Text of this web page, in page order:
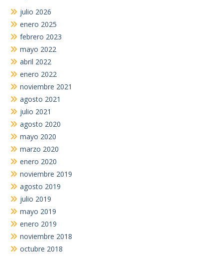
julio 2026
enero 2025
febrero 2023
mayo 2022
abril 2022
enero 2022
noviembre 2021
agosto 2021
julio 2021
agosto 2020
mayo 2020
marzo 2020
enero 2020
noviembre 2019
agosto 2019
julio 2019
mayo 2019
enero 2019
noviembre 2018
octubre 2018